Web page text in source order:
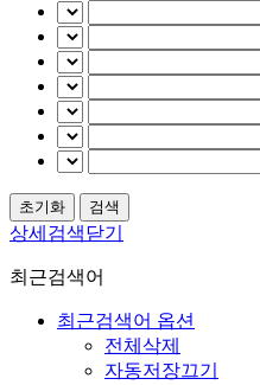
상세검색닫기
최근검색어
최근검색어 옵션
전체삭제
자동저장끄기